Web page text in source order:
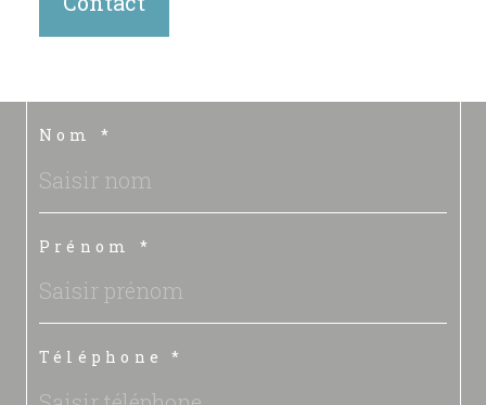
Nom *
Prénom *
Téléphone *